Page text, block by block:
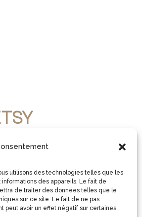
utilisons des technologies telles que les
des appareils. Le fait de
de traiter des données telles que le
sur ce site. Le fait de ne pas
peut avoir un effet négatif sur certaines